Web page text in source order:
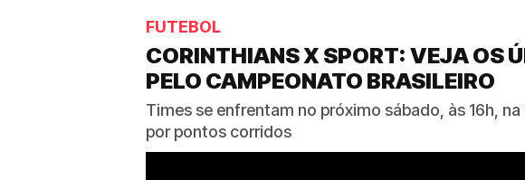
FUTEBOL
CORINTHIANS X SPORT: VEJA OS
PELO CAMPEONATO BRASILEIRO
Times se enfrentam no próximo sábado, às 16h,
por pontos corridos